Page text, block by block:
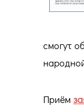
смогут
Приём